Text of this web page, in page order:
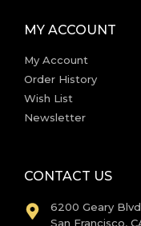
MY ACCOUNT
My Account
Order History
Wish List
Newsletter
CONTACT US
6200 Geary
San Francisco,